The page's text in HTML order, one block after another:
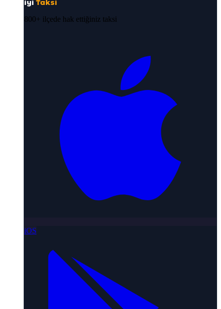
iyi Taksi
800+ ilçede hak ettiğiniz taksi
iOS